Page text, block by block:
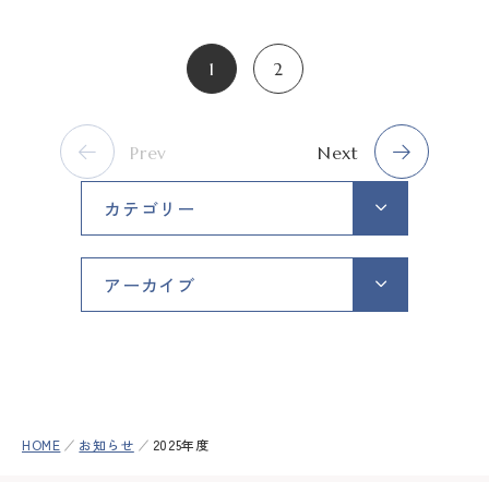
カテゴリー
アーカイブ
Prev
1 2
Next
HOME お知らせ 2025年度